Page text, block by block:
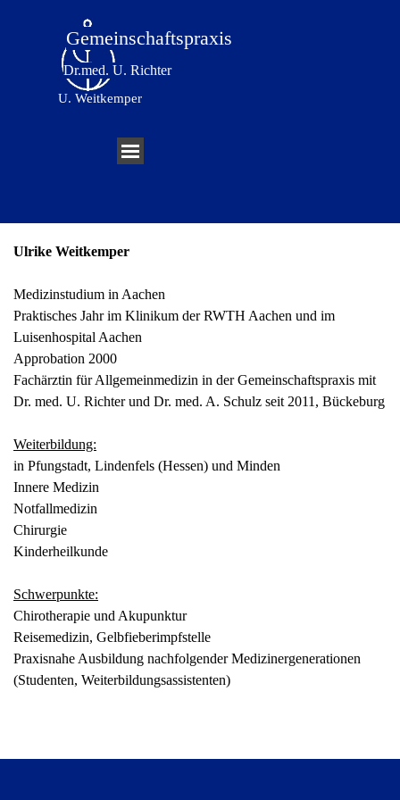
Gemeinschaftspraxis
Dr.med. U. Richter
U. Weitkemper
Menü überspringen
Ulrike Weitkemper
Medizinstudium in Aachen
Praktisches Jahr im Klinikum der RWTH Aachen und im
Luisenhospital Aachen
Approbation 2000
Fachärztin für Allgemeinmedizin in der Gemeinschaftspraxis mit
Dr. med. U. Richter und Dr. med. A. Schulz seit 2011, Bückeburg
Weiterbildung:
in Pfungstadt, Lindenfels (Hessen) und Minden
Innere Medizin
Notfallmedizin
Chirurgie
Kinderheilkunde
Schwerpunkte:
Chirotherapie und Akupunktur
Reisemedizin, Gelbfieberimpfstelle
Praxisnahe Ausbildung nachfolgender Medizinergenerationen
(Studenten, Weiterbildungsassistenten)